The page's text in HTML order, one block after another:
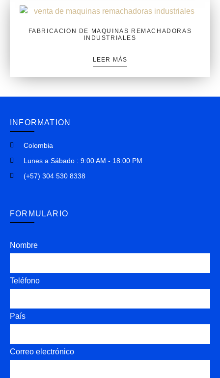
FABRICACION DE MAQUINAS REMACHADORAS
INDUSTRIALES
LEER MÁS
INFORMATION
Colombia
Lunes a Sábado : 9:00 AM - 18:00 PM
(+57) 304 530 8338
FORMULARIO
Nombre
Teléfono
País
Correo electrónico